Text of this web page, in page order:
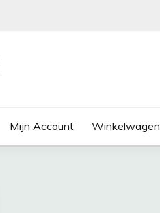
Mijn Account Winkelwagen